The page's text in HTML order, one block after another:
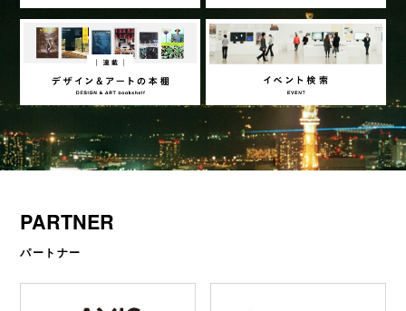
PARTNER
パートナー